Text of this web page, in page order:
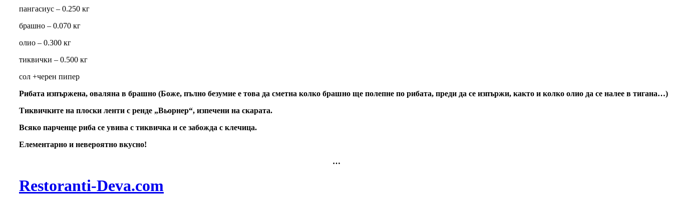
пангасиус – 0.250 кг
брашно – 0.070 кг
олио – 0.300 кг
тиквички – 0.500 кг
сол +черен пипер
Рибата изпържена, оваляна в брашно (Боже, пълно безумие е това да сметна колко брашно ще полепне по рибата, преди да се изпържи, както и колко олио да се налее в тигана…)
Тиквичките на плоски ленти с ренде „Вьорнер“, изпечени на скарата.
Всяко парченце риба се увива с тиквичка и се забожда с клечица.
Елементарно и невероятно вкусно!
…
Restoranti-Deva.com